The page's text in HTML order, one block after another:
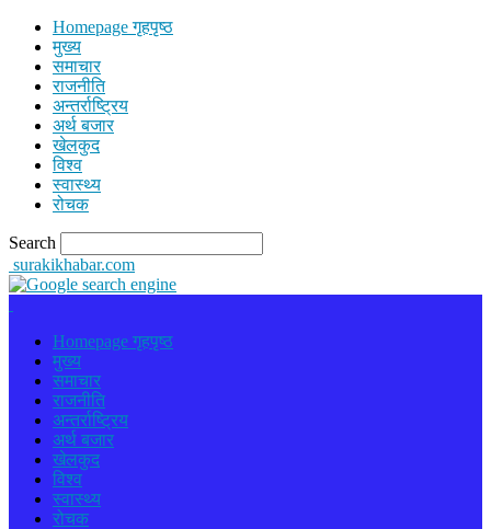
Homepage गृहपृष्ठ
मुख्य
समाचार
राजनीति
अन्तर्राष्ट्रिय
अर्थ बजार
खेलकुद
विश्व
स्वास्थ्य
रोचक
Search
surakikhabar.com
Homepage गृहपृष्ठ
मुख्य
समाचार
राजनीति
अन्तर्राष्ट्रिय
अर्थ बजार
खेलकुद
विश्व
स्वास्थ्य
रोचक